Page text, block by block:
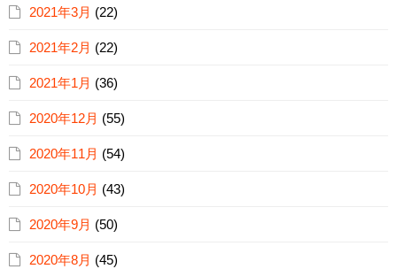
2021年3月 (22)
2021年2月 (22)
2021年1月 (36)
2020年12月 (55)
2020年11月 (54)
2020年10月 (43)
2020年9月 (50)
2020年8月 (45)